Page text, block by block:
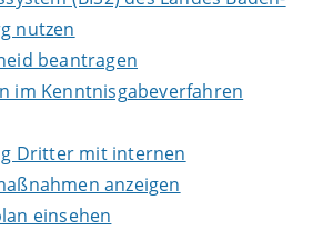
nutzen
beantragen
im Kenntnisgabeverfahren
Dritter mit internen
anzeigen
einsehen